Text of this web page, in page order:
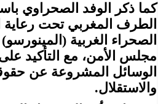
كما ذكر الوفد الصحراوي
الطرف المغربي تحت رعاية
الصحراء الغربية
مجلس الأمن، مع التأكيد
الوسائل المشروعة عن
والاستقلال.